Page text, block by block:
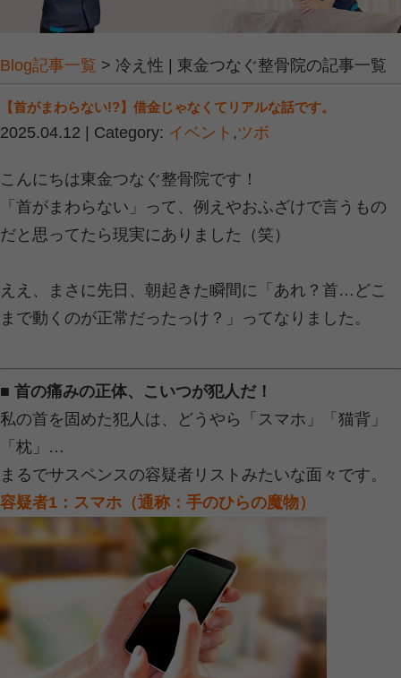
Blog記事一覧 > 冷え性 | 東金つなぐ
2025.04.12 | Category:イベント
こんにちは東金つなぐ整骨院です！
「首がまわらない」って、例えやお
だと思ってたら現実にありました（
ええ、まさに先日、朝起きた瞬間に
まで動くのが正常だったっけ？」っ